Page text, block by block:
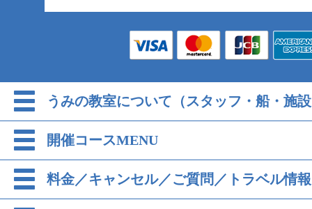
うみの教室について（スタッフ・船・施
開催コースMENU
料金／キャンセル／ご質問／トラベル情報